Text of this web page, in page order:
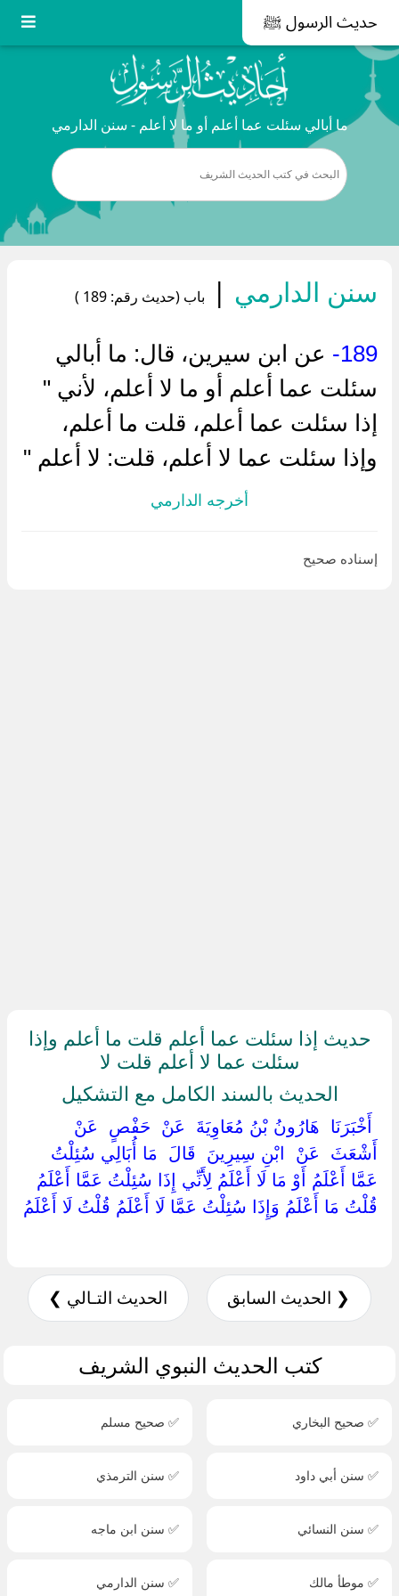
حديث الرسول ﷺ
ما أبالي سئلت عما أعلم أو ما لا أعلم - سنن الدارمي
سنن الدارمي | باب (حديث رقم: 189 )
189-
عن ابن سيرين، قال: ما أبالي
سئلت عما أعلم أو ما لا أعلم، لأني "
إذا سئلت عما أعلم، قلت ما أعلم،
وإذا سئلت عما لا أعلم، قلت: لا أعلم "
أخرجه الدارمي
إسناده صحيح
حديث إذا سئلت عما أعلم قلت ما أعلم وإذا
سئلت عما لا أعلم قلت لا
الحديث بالسند الكامل مع التشكيل
‏ ‏أَخْبَرَنَا ‏ ‏هَارُونُ بْنُ مُعَاوِيَةَ ‏ ‏عَنْ ‏ ‏حَفْصٍ ‏ ‏عَنْ ‏
‏أَشْعَثَ ‏ ‏عَنْ ‏ ‏ابْنِ سِيرِينَ ‏ ‏قَالَ ‏ ‏مَا أُبَالِي سُئِلْتُ
عَمَّا أَعْلَمُ أَوْ مَا لَا أَعْلَمُ لِأَنِّي إِذَا سُئِلْتُ عَمَّا أَعْلَمُ
قُلْتُ مَا أَعْلَمُ وَإِذَا سُئِلْتُ عَمَّا لَا أَعْلَمُ قُلْتُ لَا أَعْلَمُ
❮ الحديث السابق الحديث التـالي ❯
كتب الحديث النبوي الشريف
✅ صحيح البخاري ✅ صحيح مسلم
✅ سنن أبي داود ✅ سنن الترمذي
✅ سنن النسائي ✅ سنن ابن ماجه
✅ موطأ مالك ✅ سنن الدارمي